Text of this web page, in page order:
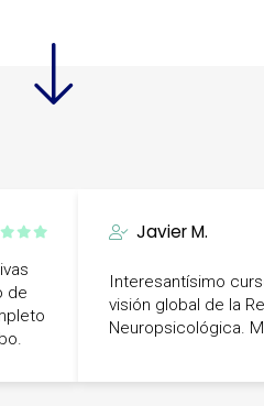
de
Javier M.
Interesantísimo
visión global de la
Neuropsicológica.